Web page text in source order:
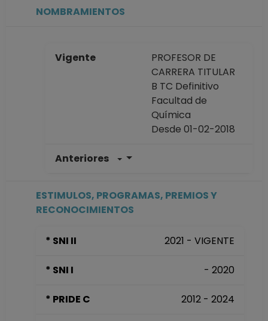
NOMBRAMIENTOS
Vigente
PROFESOR DE
CARRERA TITULAR
B TC Definitivo
Facultad de
Química
Desde 01-02-2018
Anteriores
Facultad de
hasta 31-01-2018
CARRERA TITULAR
Facultad de
ESTIMULOS, PROGRAMAS, PREMIOS Y
RECONOCIMIENTOS
* SNI II 2021 - VIGENTE
* SNI I - 2020
* PRIDE C 2012 - 2024